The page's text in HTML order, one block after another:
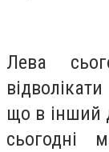
Лева
що в інший
сьогодні